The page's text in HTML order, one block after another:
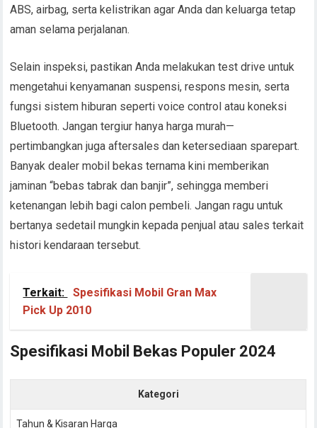
ABS, airbag, serta kelistrikan agar Anda dan keluarga tetap
aman selama perjalanan.
Selain inspeksi, pastikan Anda melakukan test drive untuk
mengetahui kenyamanan suspensi, respons mesin, serta
fungsi sistem hiburan seperti voice control atau koneksi
Bluetooth. Jangan tergiur hanya harga murah—
pertimbangkan juga aftersales dan ketersediaan sparepart.
Banyak dealer mobil bekas ternama kini memberikan
jaminan “bebas tabrak dan banjir”, sehingga memberi
ketenangan lebih bagi calon pembeli. Jangan ragu untuk
bertanya sedetail mungkin kepada penjual atau sales terkait
histori kendaraan tersebut.
Terkait:
Spesifikasi Mobil Gran Max
Pick Up 2010
Spesifikasi Mobil Bekas Populer 2024
Kategori
Tahun & Kisaran Harga